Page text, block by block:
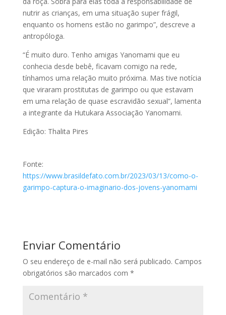
nutrir as crianças, em uma situação super frágil,
enquanto os homens estão no garimpo”, descreve a
antropóloga.
“É muito duro. Tenho amigas Yanomami que eu
conhecia desde bebê, ficavam comigo na rede,
tínhamos uma relação muito próxima. Mas tive notícia
que viraram prostitutas de garimpo ou que estavam
em uma relação de quase escravidão sexual”, lamenta
a integrante da Hutukara Associação Yanomami.
Edição: Thalita Pires
Fonte:
https://www.brasildefato.com.br/2023/03/13/como-o-
garimpo-captura-o-imaginario-dos-jovens-yanomami
Enviar Comentário
O seu endereço de e-mail não será publicado. Campos
obrigatórios são marcados com *